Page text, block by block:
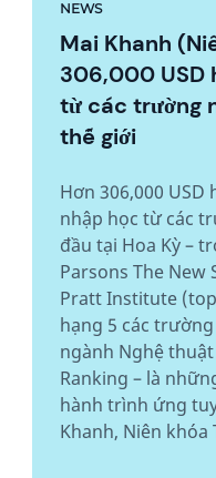
NEWS
Mai Khanh
306,000 USD
từ các trường
thế giới
Hơn 306,000
nhập học từ các
đầu tại Hoa Kỳ –
Parsons The New
Pratt Institute
hạng 5 các
ngành Nghệ
Ranking – là
hành trình ứng
Khanh, Niên khóa